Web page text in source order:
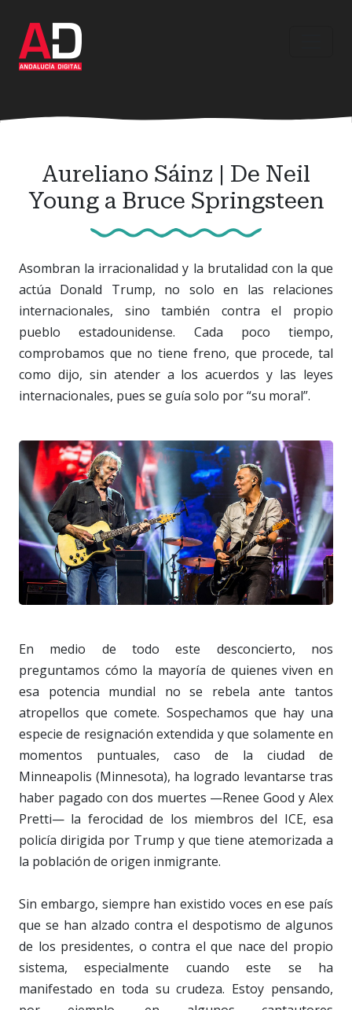
contenido
principal
Aureliano Sáinz | De Neil
Young a Bruce Springsteen
Asombran la irracionalidad y la brutalidad con la que
actúa Donald Trump, no solo en las relaciones
internacionales, sino también contra el propio
pueblo estadounidense. Cada poco tiempo,
comprobamos que no tiene freno, que procede, tal
como dijo, sin atender a los acuerdos y las leyes
internacionales, pues se guía solo por “su moral”.
En medio de todo este desconcierto, nos
preguntamos cómo la mayoría de quienes viven en
esa potencia mundial no se rebela ante tantos
atropellos que comete. Sospechamos que hay una
especie de resignación extendida y que solamente en
momentos puntuales, caso de la ciudad de
Minneapolis (Minnesota), ha logrado levantarse tras
haber pagado con dos muertes —Renee Good y Alex
Pretti— la ferocidad de los miembros del ICE, esa
policía dirigida por Trump y que tiene atemorizada a
la población de origen inmigrante.
Sin embargo, siempre han existido voces en ese país
que se han alzado contra el despotismo de algunos
de los presidentes, o contra el que nace del propio
sistema, especialmente cuando este se ha
manifestado en toda su crudeza. Estoy pensando,